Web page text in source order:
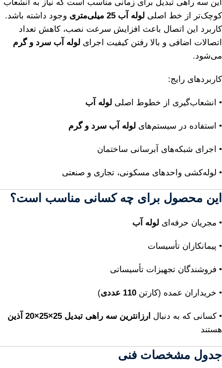
این سه راهی تبدیل برای زمانی مناسب است که نیاز به انشعاب
کوچک‌تر از خط اصلی لوله آب 25 میلی‌متری
وجود داشته باشد.
کاربرد این اتصال باعث افزایش سرعت نصب، کاهش تعداد
اتصالات اضافی و بالا رفتن کیفیت اجرای لوله آب سرد و گرم
می‌شود.
کاربردهای رایج:
• انشعاب‌گیری از خطوط اصلی لوله آب
• استفاده در سیستم‌های لوله آب سرد و گرم
• اجرای شبکه‌های آبرسانی ساختمان
• لوله‌کشی واحدهای مسکونی، تجاری و صنعتی
این محصول برای چه کسانی مناسب است؟
• مجریان حرفه‌ای لوله آب
• پیمانکاران تأسیسات
• فروشندگان تجهیزات تأسیساتی
• خریداران عمده (کارتن 110 عددی )
• کسانی که به دنبال ارزانترین سه راهی تبدیل 25×25×20 آذین
هستند
جدول مشخصات فنی